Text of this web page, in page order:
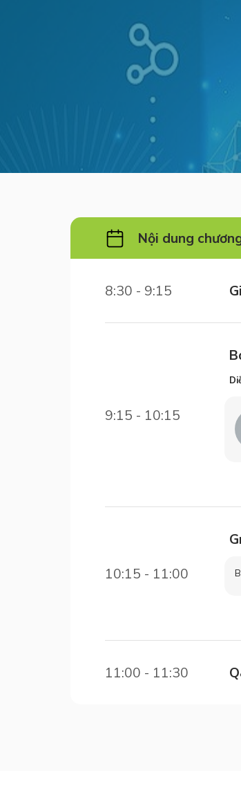
Nội dung
8:30 - 9:15
9:15 - 10:15
10:15 - 11:00
11:00 - 11:30